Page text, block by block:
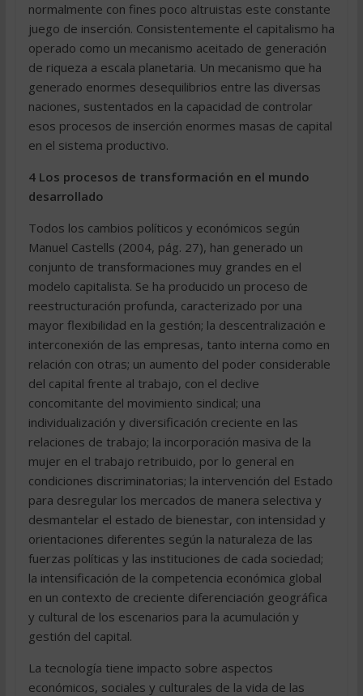
normalmente con fines poco altruistas este constante
juego de inserción. Consistentemente el capitalismo ha
operado como un mecanismo aceitado de generación
de riqueza a escala planetaria. Un mecanismo que ha
generado enormes desequilibrios entre las diversas
naciones, sustentados en la capacidad de controlar
esos procesos de inserción enormes masas de capital
en el sistema productivo.
4 Los procesos de transformación en el mundo
desarrollado
Todos los cambios políticos y económicos según
Manuel Castells (2004, pág. 27), han generado un
conjunto de transformaciones muy grandes en el
modelo capitalista. Se ha producido un proceso de
reestructuración profunda, caracterizado por una
mayor flexibilidad en la gestión; la descentralización e
interconexión de las empresas, tanto interna como en
relación con otras; un aumento del poder considerable
del capital frente al trabajo, con el declive
concomitante del movimiento sindical; una
individualización y diversificación creciente en las
relaciones de trabajo; la incorporación masiva de la
mujer en el trabajo retribuido, por lo general en
condiciones discriminatorias; la intervención del Estado
para desregular los mercados de manera selectiva y
desmantelar el estado de bienestar, con intensidad y
orientaciones diferentes según la naturaleza de las
fuerzas políticas y las instituciones de cada sociedad;
la intensificación de la competencia económica global
en un contexto de creciente diferenciación geográfica
y cultural de los escenarios para la acumulación y
gestión del capital.
La tecnología tiene impacto sobre aspectos
económicos, sociales y culturales de la vida de las